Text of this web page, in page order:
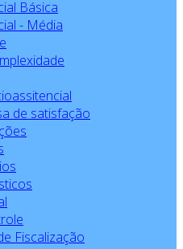
Básica
- Média
de satisfação
Fiscalização